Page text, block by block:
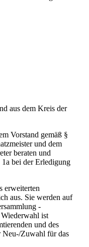
aus dem Kreis der
Vorstand gemäß §
und dem
beraten und
1a bei der Erledigung
erweiterten
aus. Sie werden auf
-
ist
und des
Neu-/Zuwahl für das